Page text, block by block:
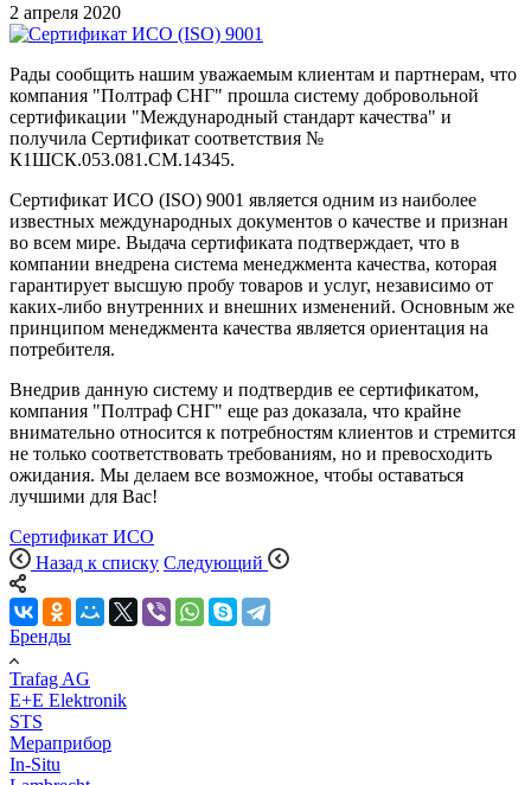
2 апреля 2020
Рады сообщить нашим уважаемым клиентам и партнерам, что
компания "Полтраф СНГ" прошла систему добровольной
сертификации "Международный стандарт качества" и
получила Сертификат соответствия №
К1ШСК.053.081.СМ.14345.
Сертификат ИСО (ISO) 9001 является одним из наиболее
известных международных документов о качестве и признан
во всем мире. Выдача сертификата подтверждает, что в
компании внедрена система менеджмента качества, которая
гарантирует высшую пробу товаров и услуг, независимо от
каких-либо внутренних и внешних изменений. Основным же
принципом менеджмента качества является ориентация на
потребителя.
Внедрив данную систему и подтвердив ее сертификатом,
компания "Полтраф СНГ" еще раз доказала, что крайне
внимательно относится к потребностям клиентов и стремится
не только соответствовать требованиям, но и превосходить
ожидания. Мы делаем все возможное, чтобы оставаться
лучшими для Вас!
Сертификат ИСО
Назад к списку Следующий
Бренды
Trafag AG
E+E Elektronik
STS
Мераприбор
In-Situ